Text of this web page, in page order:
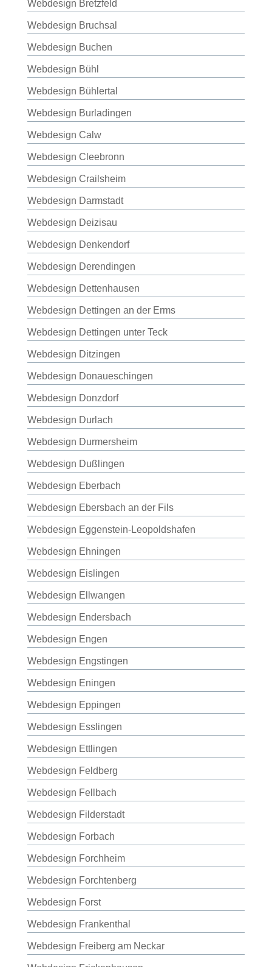
Webdesign Bretzfeld
Webdesign Bruchsal
Webdesign Buchen
Webdesign Bühl
Webdesign Bühlertal
Webdesign Burladingen
Webdesign Calw
Webdesign Cleebronn
Webdesign Crailsheim
Webdesign Darmstadt
Webdesign Deizisau
Webdesign Denkendorf
Webdesign Derendingen
Webdesign Dettenhausen
Webdesign Dettingen an der Erms
Webdesign Dettingen unter Teck
Webdesign Ditzingen
Webdesign Donaueschingen
Webdesign Donzdorf
Webdesign Durlach
Webdesign Durmersheim
Webdesign Dußlingen
Webdesign Eberbach
Webdesign Ebersbach an der Fils
Webdesign Eggenstein-Leopoldshafen
Webdesign Ehningen
Webdesign Eislingen
Webdesign Ellwangen
Webdesign Endersbach
Webdesign Engen
Webdesign Engstingen
Webdesign Eningen
Webdesign Eppingen
Webdesign Esslingen
Webdesign Ettlingen
Webdesign Feldberg
Webdesign Fellbach
Webdesign Filderstadt
Webdesign Forbach
Webdesign Forchheim
Webdesign Forchtenberg
Webdesign Forst
Webdesign Frankenthal
Webdesign Freiberg am Neckar